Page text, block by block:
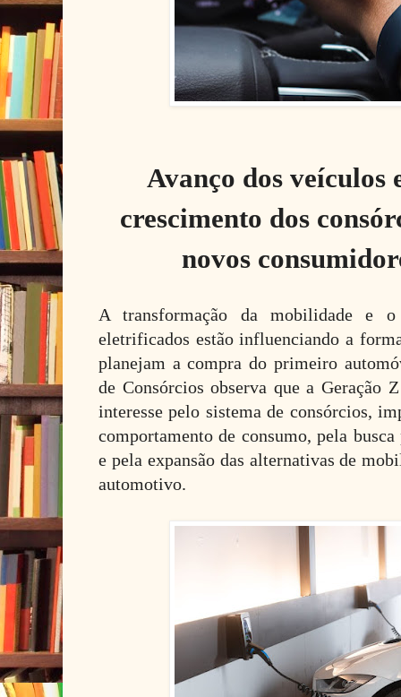
Avanço dos veículos
crescimento dos
novos
A transformação da mobilidade e o
eletrificados estão influenciando a
planejam a compra do primeiro
de Consórcios observa que a Geração
interesse pelo sistema de consórcios,
comportamento de consumo, pela
e pela expansão das alternativas de
automotivo.